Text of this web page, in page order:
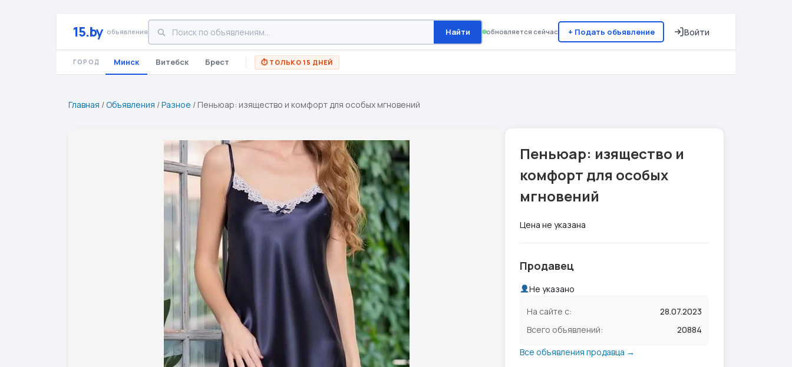
15.by объявления Найти обновляется сейчас + Подать объявление Войти
ГОРОД Минск Витебск Брест ⏱ ТОЛЬКО 15 ДНЕЙ
Главная /Объявления /Разное / Пеньюар: изящество и комфорт для особых мгновений
Пеньюар: изящество и
комфорт для особых
мгновений
Цена не указана
Продавец
Не указано
На сайте с:
28.07.2023
Всего объявлений:
20884
Все объявления продавца →